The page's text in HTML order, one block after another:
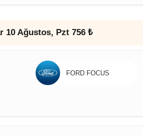
10 Ağustos, Pzt 756 ₺
FORD FOCUS